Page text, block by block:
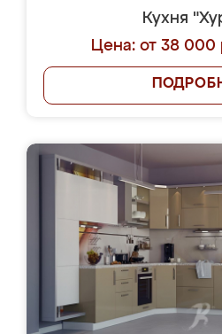
Кухня
Цена: от 38 000